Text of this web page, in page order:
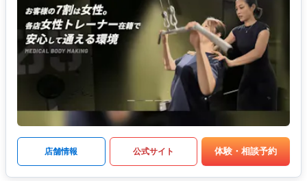
店舗情報 公式サイト 体験・相談予約